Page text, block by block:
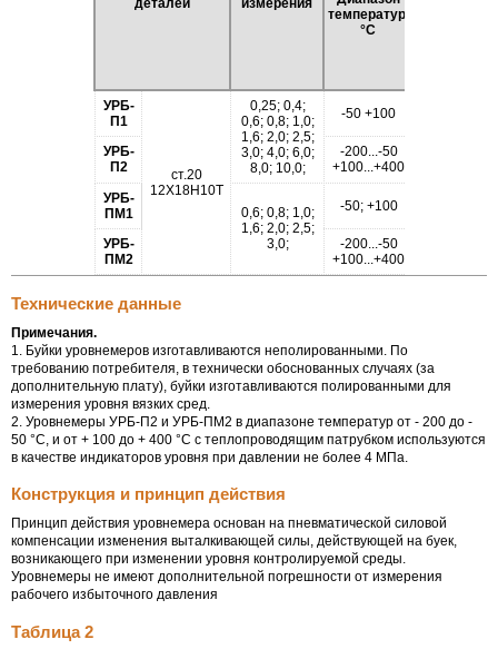
деталей
измерения
температур,
°С
УРБ-
П1
ст.20
12Х18Н10Т
0,25; 0,4;
0,6; 0,8; 1,0;
1,6; 2,0; 2,5;
3,0; 4,0; 6,0;
8,0; 10,0;
-50 +100
УРБ-
П2
-200...-50
+100...+400
УРБ-
ПМ1
0,6; 0,8; 1,0;
1,6; 2,0; 2,5;
3,0;
-50; +100
УРБ-
ПМ2
-200...-50
+100...+400
Технические данные
Примечания.
1. Буйки уровнемеров изготавливаются неполированными. По
требованию потребителя, в технически обоснованных случаях (за
дополнительную плату), буйки изготавливаются полированными для
измерения уровня вязких сред.
2. Уровнемеры УРБ-П2 и УРБ-ПМ2 в диапазоне температур от - 200 до -
50 °С, и от + 100 до + 400 °С с теплопроводящим патрубком используются
в качестве индикаторов уровня при давлении не более 4 МПа.
Конструкция и принцип действия
Принцип действия уровнемера основан на пневматической силовой
компенсации изменения выталкивающей силы, действующей на буек,
возникающего при изменении уровня контролируемой среды.
Уровнемеры не имеют дополнительной погрешности от измерения
рабочего избыточного давления
Таблица 2